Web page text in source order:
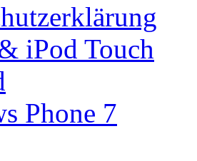
iPod Touch
Phone 7